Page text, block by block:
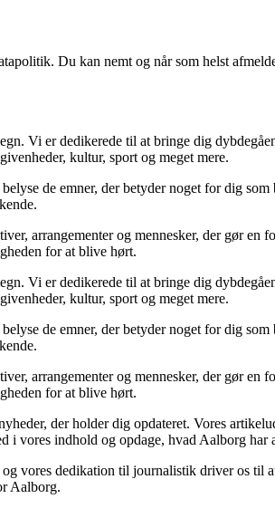
Du kan nemt og når som helst
Vi er dedikerede til at bringe dig
kultur, sport og meget mere.
de emner, der betyder noget for dig
arrangementer og mennesker, der gør en
for at blive hørt.
Vi er dedikerede til at bringe dig
kultur, sport og meget mere.
de emner, der betyder noget for dig
arrangementer og mennesker, der gør en
for at blive hørt.
der holder dig opdateret. Vores
vores indhold og opdage, hvad Aalborg har
vores dedikation til journalistik driver os
Aalborg.